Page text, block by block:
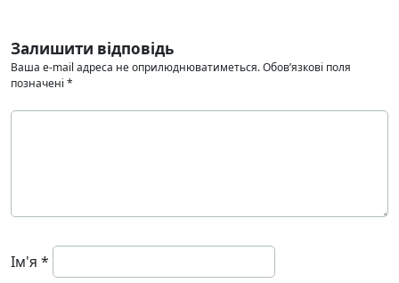
Залишити відповідь
Ваша e-mail адреса не оприлюднюватиметься.Обов’язкові поля
позначені *
Ім'я *